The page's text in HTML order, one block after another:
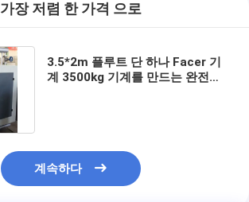
가장 저렴 한 가격 으로
3.5*2m 플루트 단 하나 Facer 기
계 3500kg 기계를 만드는 완전히
계속하다